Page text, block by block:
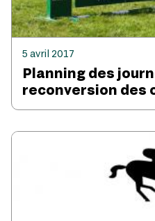
5 avril 2017
Planning des
reconversion des